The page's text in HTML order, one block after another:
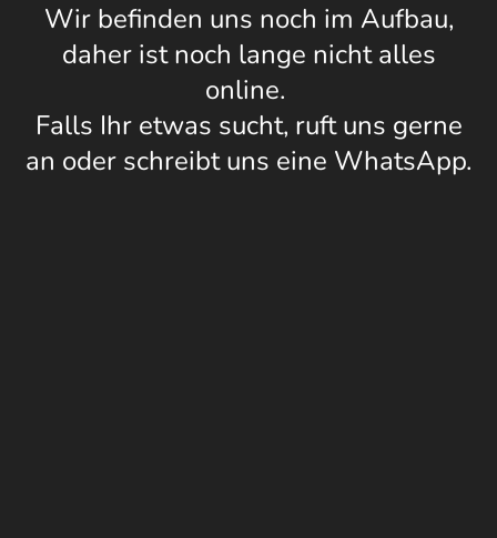
Wir befinden uns noch im Aufbau,
daher ist noch lange nicht alles
online.
Falls Ihr etwas sucht, ruft uns gerne
an oder schreibt uns eine WhatsApp.